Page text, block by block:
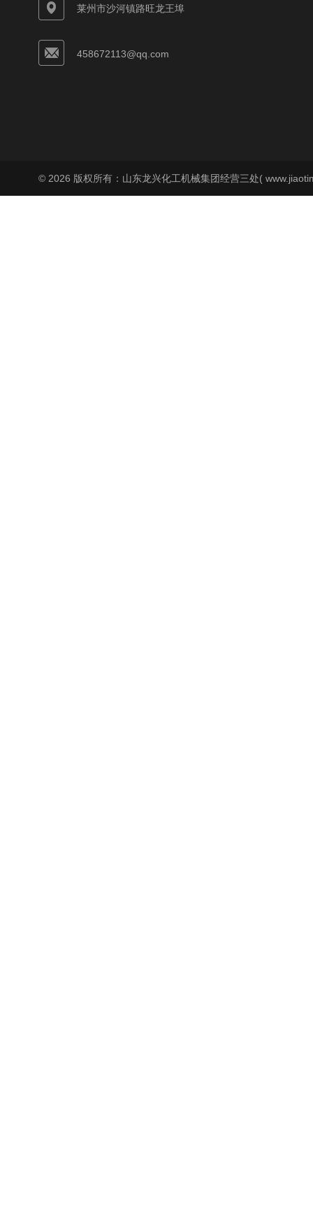
莱州市沙河镇路旺龙王埠
458672113@qq.com
© 2026 版权所有：山东龙兴化工机械集团经营三处(